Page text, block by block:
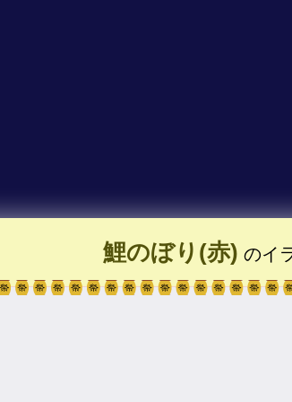
鯉のぼり(赤) のイ